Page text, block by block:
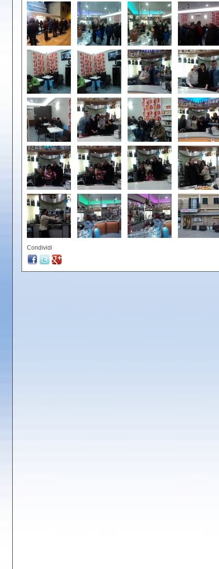
Condividi